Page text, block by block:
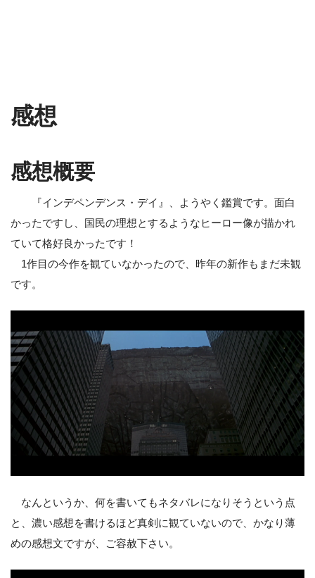
感想
感想概要
『インデペンデンス・デイ』、ようやく鑑賞です。面白
かったですし、国民の理想とするようなヒーロー像が描かれ
ていて格好良かったです！
1作目の今作を観ていなかったので、昨年の新作もまだ未観
です。
なんというか、何を書いてもネタバレになりそうという点
と、濃い感想を書けるほど真剣に観ていないので、かなり薄
めの感想文ですが、ご容赦下さい。